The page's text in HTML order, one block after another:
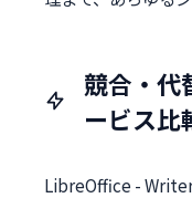
競合・代
ービス比
LibreOffice -